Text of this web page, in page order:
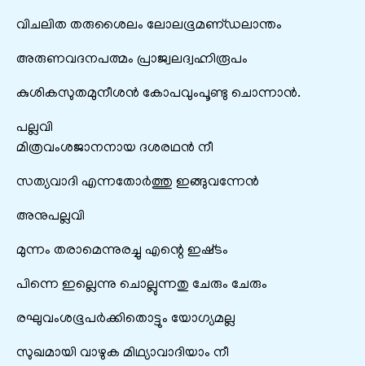
വിചലിത തരുശൈലം ലോലഭൂമണ്‌ഡലാന്തം
അരുണവദനപത്മം പ്രാജ്വലദ്വഹ്നിരൂപം
കുശികസുതമുനീശൻ കോപവുംപൂണ്ടു ചൊന്നാന്‍.
പല്ലവി
മിത്രവംശജാനനായ ദശരഥന്‍ നീ
സത്യവാദി എന്നതോര്‍ത്തു ഇങ്ങുവന്നേന്‍
അനുപല്ലവി
മുന്നം തരാമെന്നുരച്ചു എന്റെ ഇഷ്‌ടം
പിന്നെ ഇല്ലെന്നു ചൊല്ലുന്നതു ചേരും ചേരും
രഘുവംശഭൂപര്‍ക്കിതൊട്ടും യോഗ്യമല്ല
സുഖമായി വാഴുക മിഥ്യാവാദിയാം നീ